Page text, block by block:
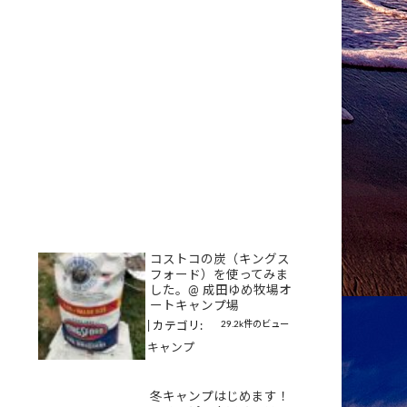
コストコの炭（キングス
フォード）を使ってみま
した。@ 成田ゆめ牧場オ
ートキャンプ場
29.2k件のビュー
カテゴリ:
キャンプ
冬キャンプはじめます！